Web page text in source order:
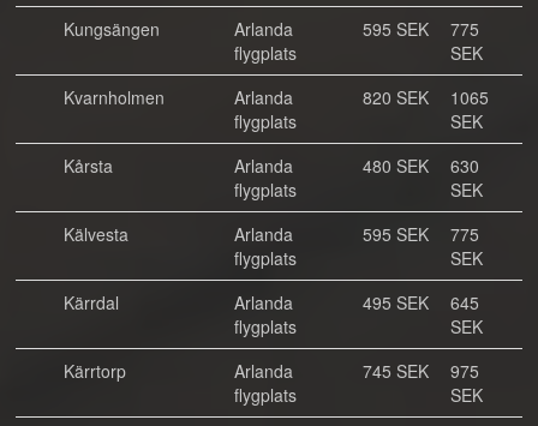
Kungsängen
Arlanda
flygplats
595 SEK
775
SEK
Kvarnholmen
Arlanda
flygplats
820 SEK
1065
SEK
Kårsta
Arlanda
flygplats
480 SEK
630
SEK
Kälvesta
Arlanda
flygplats
595 SEK
775
SEK
Kärrdal
Arlanda
flygplats
495 SEK
645
SEK
Kärrtorp
Arlanda
flygplats
745 SEK
975
SEK